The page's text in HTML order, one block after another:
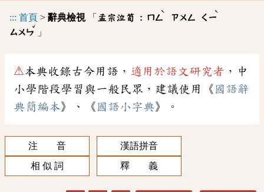
::: 首頁 > 辭典檢視「 孟宗泣筍 : ㄇㄥ
ˋ
ㄗㄨㄥ ㄑㄧ
ˋ
ㄙㄨㄣ
ˇ
」
⚠本典收錄古今用語， 適用於語文研究者 ，中
小學階段學習與一般民眾，建議使用《 國語辭
典簡編本》、《 國語小字典》。
注 音
漢語拼音
相 似 詞
釋 義